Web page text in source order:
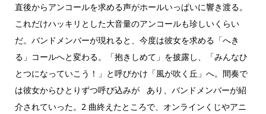
直後からアンコールを求める声がホールいっぱいに響き渡る。
これだけハッキリとした大音量のアンコールも珍しいくらい
だ。バンドメンバーが現れると、今度は彼女を求める「へき
る」コールへと変わる。「抱きしめて」を披露し、「みんなひ
とつになっていこう！」と呼びかけ「風が吹く丘」へ。間奏で
は彼女からひとりずつ呼び込みが あり、バンドメンバーが紹
介されていった。2 曲終えたところで、オンラインくじやアニ